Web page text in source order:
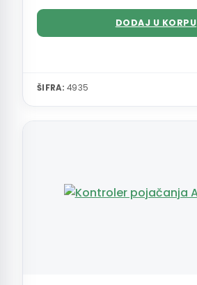
DODAJ U KORPU
ŠIFRA: 4935